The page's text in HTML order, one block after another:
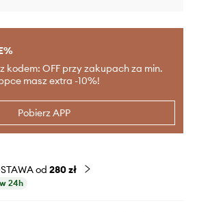
kodem: OFF przy zakupach za min.
masz extra -10%!
Pobierz APP
od 280 zł
24h